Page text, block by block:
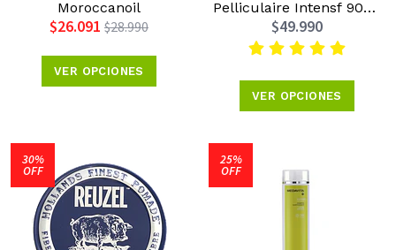
Moroccanoil
$26.091 $28.990
VER OPCIONES
Pelliculaire Intensf 90ml
Kérastase
$49.990
VER OPCIONES
30%
OFF
25%
OFF